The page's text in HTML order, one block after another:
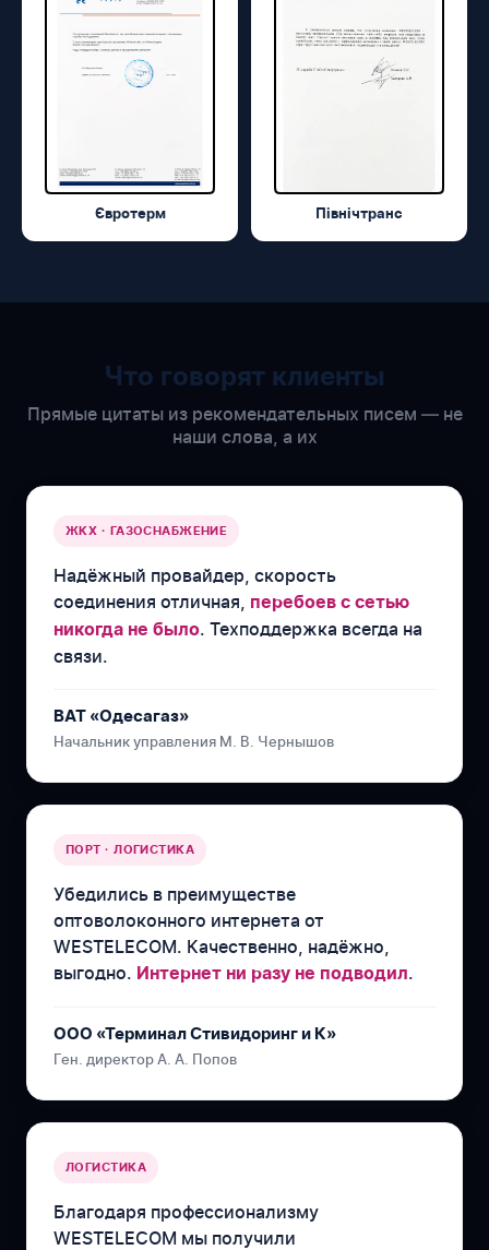
Євротерм Північтранс
Что говорят клиенты
Прямые цитаты из рекомендательных писем — не
наши слова, а их
ЖКХ · ГАЗОСНАБЖЕНИЕ
Надёжный провайдер, скорость
соединения отличная, перебоев с сетью
никогда не было. Техподдержка всегда на
связи.
ВАТ «Одесагаз»
Начальник управления М. В. Чернышов
ПОРТ · ЛОГИСТИКА
Убедились в преимуществе
оптоволоконного интернета от
WESTELECOM. Качественно, надёжно,
выгодно. Интернет ни разу не подводил.
ООО «Терминал Стивидоринг и К»
Ген. директор А. А. Попов
ЛОГИСТИКА
Благодаря профессионализму
WESTELECOM мы получили